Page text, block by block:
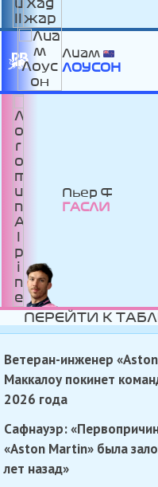
Лиам
ЛОУСОН
Пьер
ГАСЛИ
ПЕРЕЙТИ К
Ветеран-инженер
Маккалоу покинет
2026 года
Сафнауэр:
«Aston Martin» была
лет назад»